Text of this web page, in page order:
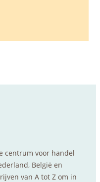
centrum voor handel
België en
van A tot Z om in